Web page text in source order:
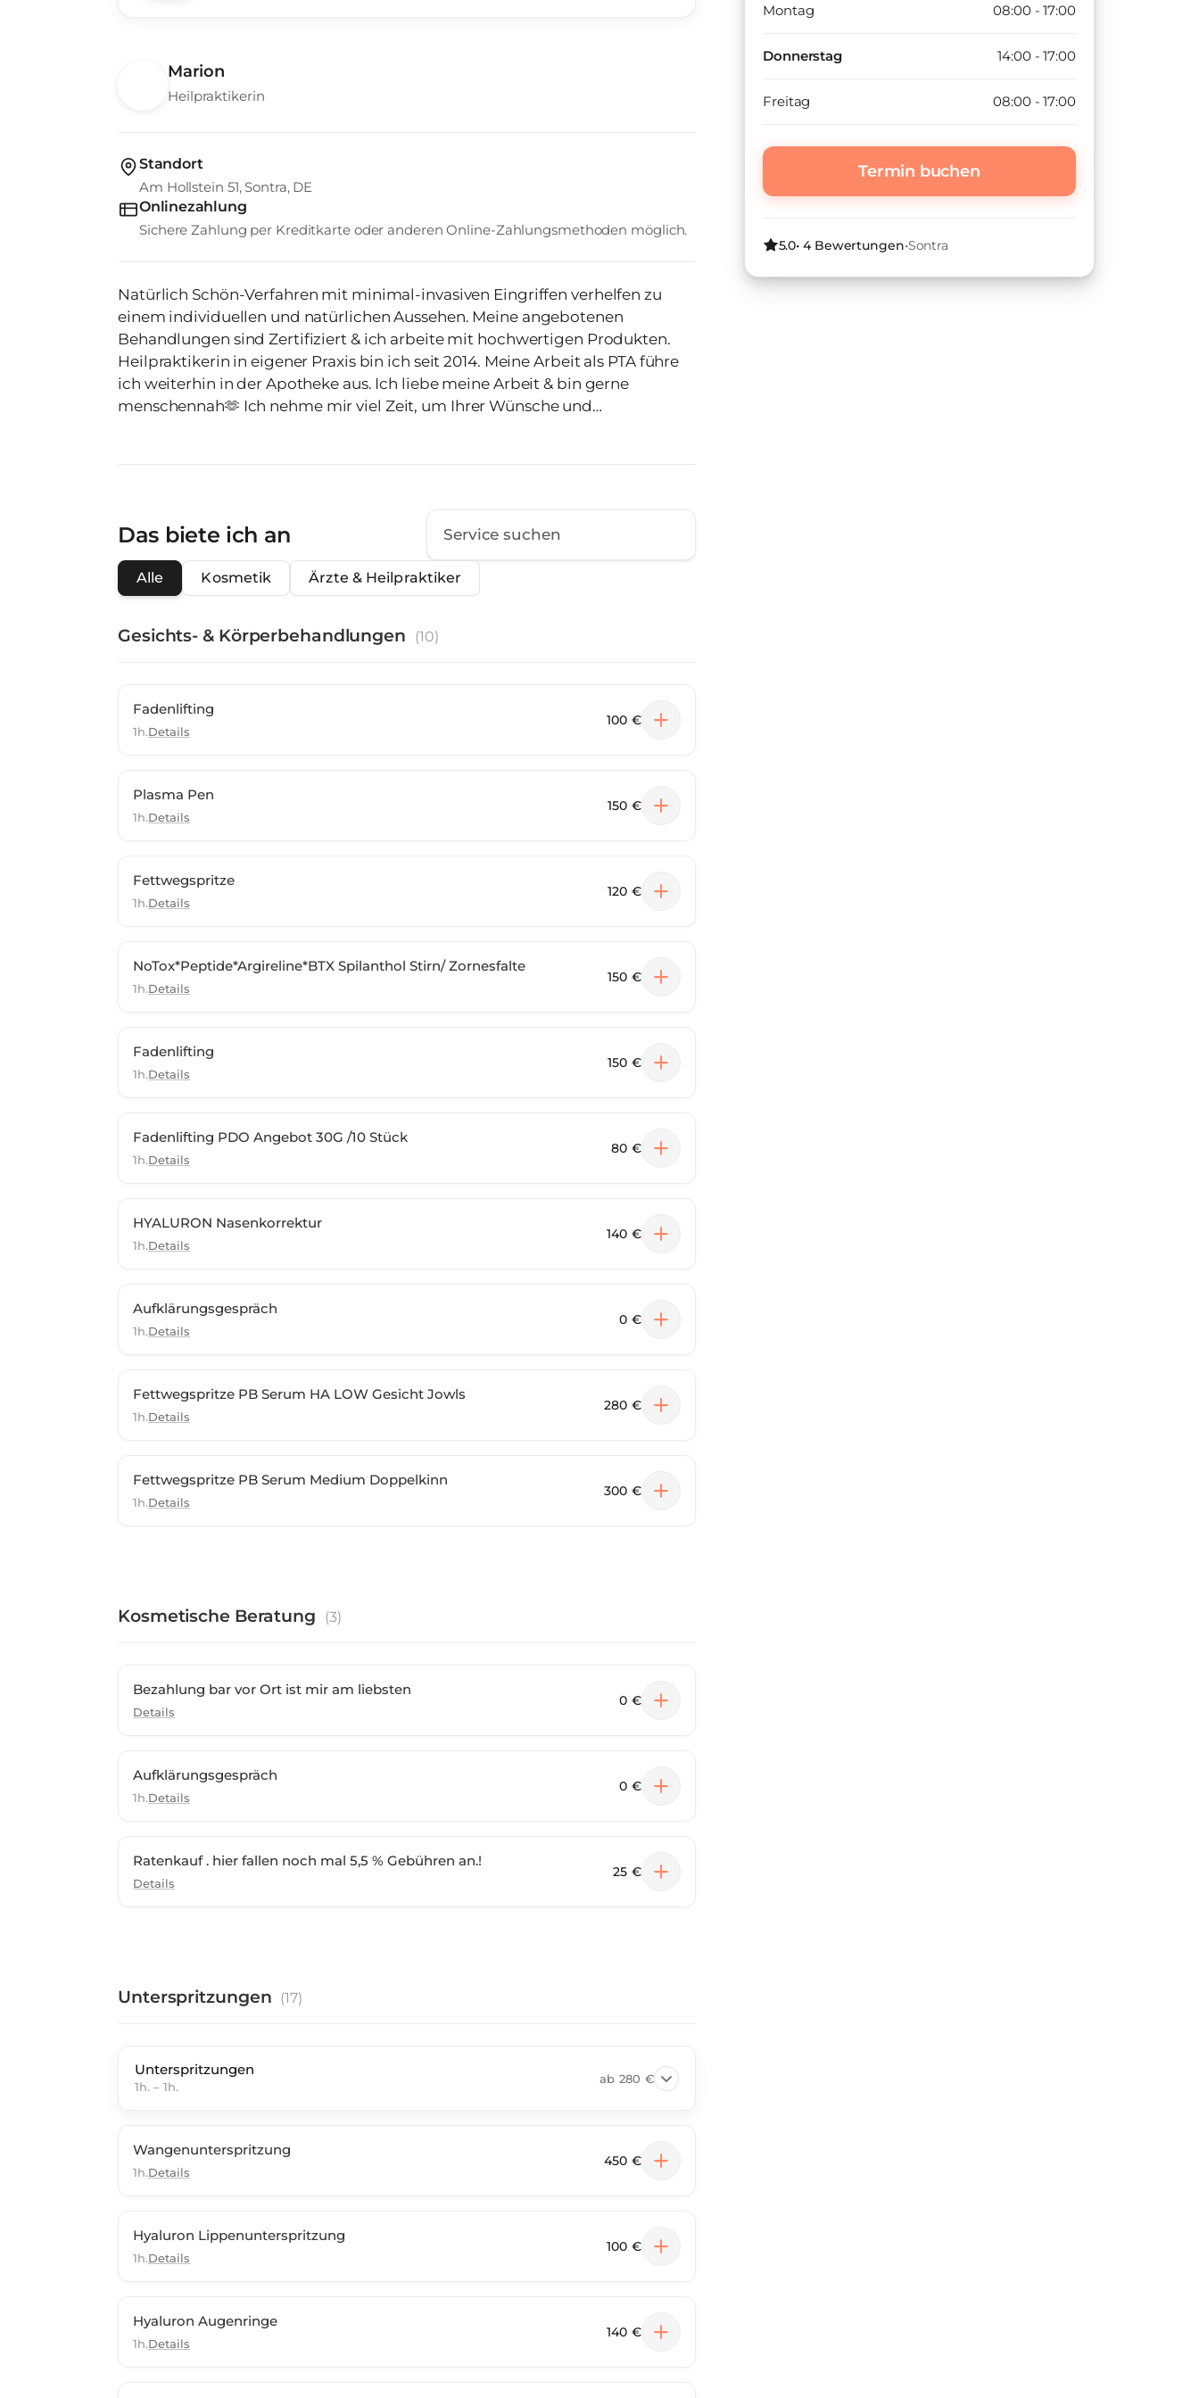
Marion
Heilpraktikerin
Standort
Am Hollstein 51, Sontra, DE
Onlinezahlung
Sichere Zahlung per Kreditkarte oder anderen Online-Zahlungsmethoden möglich.
Natürlich Schön-Verfahren mit minimal-invasiven Eingriffen verhelfen zu
einem individuellen und natürlichen Aussehen. Meine angebotenen
Behandlungen sind Zertifiziert & ich arbeite mit hochwertigen Produkten.
Heilpraktikerin in eigener Praxis bin ich seit 2014. Meine Arbeit als PTA führe
ich weiterhin in der Apotheke aus. Ich liebe meine Arbeit & bin gerne
menschennah🫶 Ich nehme mir viel Zeit, um Ihrer Wünsche und
Das biete ich an
Alle Kosmetik Ärzte & Heilpraktiker
Gesichts- & Körperbehandlungen (10)
Fadenlifting
1h.Details
100 €
Plasma Pen
1h.Details
150 €
Fettwegspritze
1h.Details
120 €
NoTox*Peptide*Argireline*BTX Spilanthol Stirn/ Zornesfalte
1h.Details
150 €
Fadenlifting
1h.Details
150 €
Fadenlifting PDO Angebot 30G /10 Stück
1h.Details
80 €
HYALURON Nasenkorrektur
1h.Details
140 €
Aufklärungsgespräch
1h.Details
0 €
Fettwegspritze PB Serum HA LOW Gesicht Jowls
1h.Details
280 €
Fettwegspritze PB Serum Medium Doppelkinn
1h.Details
300 €
Kosmetische Beratung (3)
Bezahlung bar vor Ort ist mir am liebsten
Details
0 €
Aufklärungsgespräch
1h.Details
0 €
Ratenkauf . hier fallen noch mal 5,5 % Gebühren an.!
Details
25 €
Unterspritzungen (17)
Unterspritzungen
1h. – 1h.
ab 280 €
Wangenunterspritzung
1h.Details
450 €
Hyaluron Lippenunterspritzung
1h.Details
100 €
Hyaluron Augenringe
1h.Details
140 €
Montag 08:00 - 17:00
Donnerstag 14:00 - 17:00
Freitag 08:00 - 17:00
Termin buchen
5.0•4Bewertungen•Sontra